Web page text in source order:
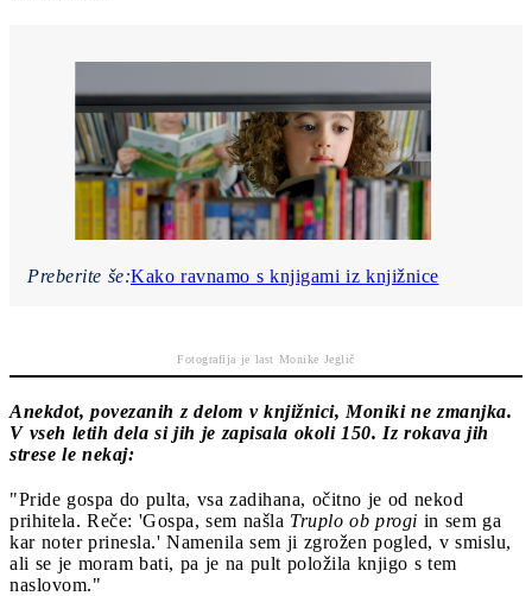
Preberite še:Kako ravnamo s knjigami iz knjižnice
Fotografija je last Monike Jeglič
Anekdot, povezanih z delom v knjižnici, Moniki ne zmanjka.
V vseh letih dela si jih je zapisala okoli 150. Iz rokava jih
strese le nekaj:
"Pride gospa do pulta, vsa zadihana, očitno je od nekod
prihitela. Reče: 'Gospa, sem našla Truplo ob progi in sem ga
kar noter prinesla.' Namenila sem ji zgrožen pogled, v smislu,
ali se je moram bati, pa je na pult položila knjigo s tem
naslovom."